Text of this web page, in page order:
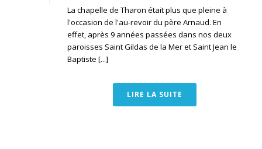
La chapelle de Tharon était plus que pleine à
l'occasion de l'au-revoir du père Arnaud. En
effet, après 9 années passées dans nos deux
paroisses Saint Gildas de la Mer et Saint Jean le
Baptiste [...]
LIRE LA SUITE